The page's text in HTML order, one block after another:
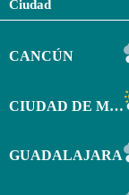
Ciudad
CANCÚN
CIUDAD DE MÉXICO
GUADALAJARA